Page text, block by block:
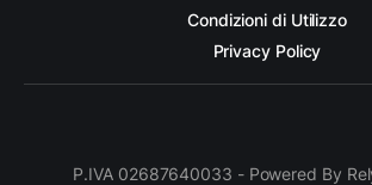
Condizioni di Utilizzo
Privacy Policy
P.IVA 02687640033 - Powered By